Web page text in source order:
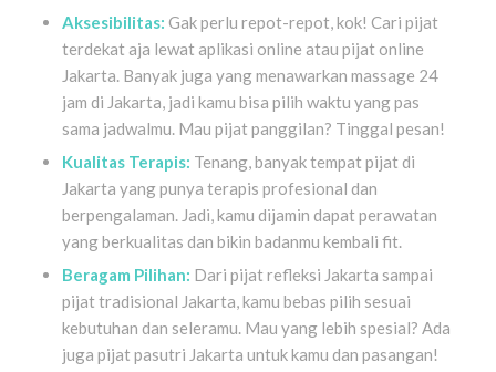
Aksesibilitas: Gak perlu repot-repot, kok! Cari pijat
terdekat aja lewat aplikasi online atau pijat online
Jakarta. Banyak juga yang menawarkan massage 24
jam di Jakarta, jadi kamu bisa pilih waktu yang pas
sama jadwalmu. Mau pijat panggilan? Tinggal pesan!
Kualitas Terapis: Tenang, banyak tempat pijat di
Jakarta yang punya terapis profesional dan
berpengalaman. Jadi, kamu dijamin dapat perawatan
yang berkualitas dan bikin badanmu kembali fit.
Beragam Pilihan: Dari pijat refleksi Jakarta sampai
pijat tradisional Jakarta, kamu bebas pilih sesuai
kebutuhan dan seleramu. Mau yang lebih spesial? Ada
juga pijat pasutri Jakarta untuk kamu dan pasangan!